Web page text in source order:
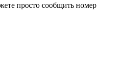
просто сообщить номер